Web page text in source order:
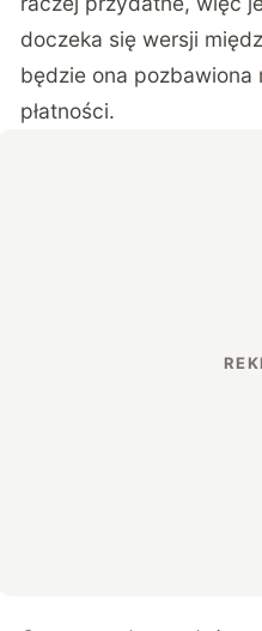
doczeka się wersji
będzie ona
płatności.